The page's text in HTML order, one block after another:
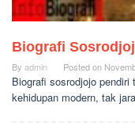
Biografi
By admin Posted on
Biografi sosrodjojo
kehidupan modern, tak